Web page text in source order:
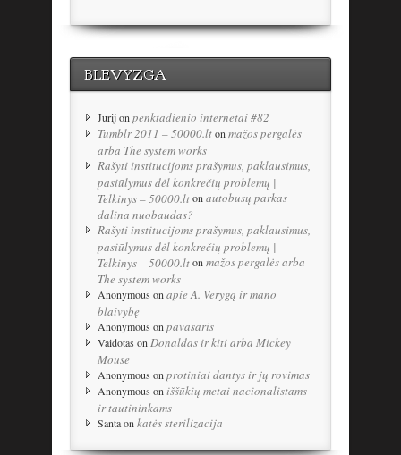
BLEVYZGA
Jurijon penktadienio internetai #82
Tumblr 2011 – 50000.lton mažos pergalės
arba The system works
Rašyti institucijoms prašymus, paklausimus,
pasiūlymus dėl konkrečių problemų |
Telkinys – 50000.lton autobusų parkas
dalina nuobaudas?
Rašyti institucijoms prašymus, paklausimus,
pasiūlymus dėl konkrečių problemų |
Telkinys – 50000.lton mažos pergalės arba
The system works
Anonymous on apie A. Verygą ir mano
blaivybę
Anonymous on pavasaris
Vaidotas on Donaldas ir kiti arba Mickey
Mouse
Anonymous on protiniai dantys ir jų rovimas
Anonymous on iššūkių metai nacionalistams
ir tautininkams
Santaon katės sterilizacija